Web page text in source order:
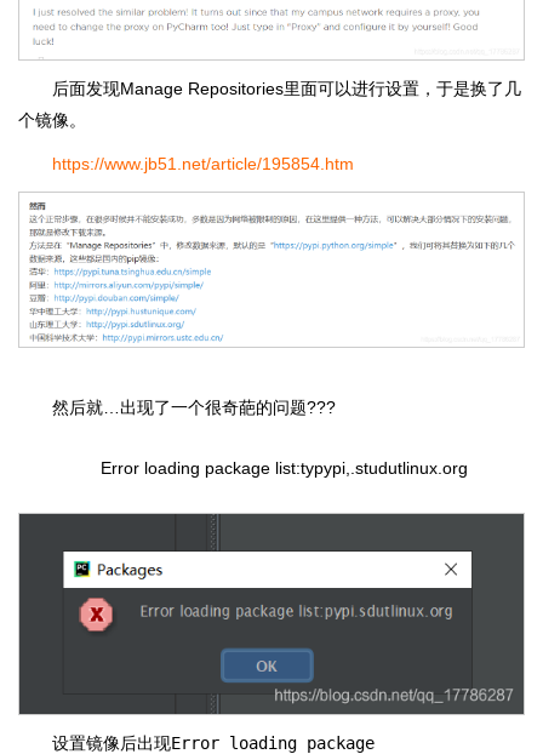
后面发现Manage Repositories里面可以进行设置，于是换了几
个镜像。
https://www.jb51.net/article/195854.htm
然后就…出现了一个很奇葩的问题???
Error loading package list:typypi,.studutlinux.org
设置镜像后出现Error loading package